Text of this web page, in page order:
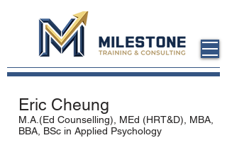
Eric Cheung
M.A.(Ed Counselling), MEd (HRT&D), MBA,
BBA, BSc in Applied Psychology